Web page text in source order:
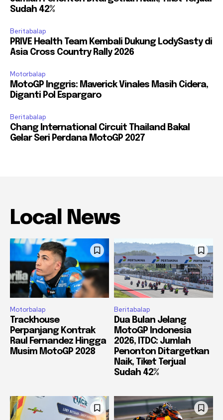
Sudah 42%
Beritabalap
PRIVE Health Team Kembali Dukung LodySasty di
Asia Cross Country Rally 2026
Motorbalap
MotoGP Inggris: Maverick Vinales Masih Cidera,
Diganti Pol Espargaro
Beritabalap
Chang International Circuit Thailand Bakal
Gelar Seri Perdana MotoGP 2027
Local News
Motorbalap
Trackhouse
Perpanjang Kontrak
Raul Fernandez Hingga
Musim MotoGP 2028
Beritabalap
Dua Bulan Jelang
MotoGP Indonesia
2026, ITDC: Jumlah
Penonton Ditargetkan
Naik, Tiket Terjual
Sudah 42%